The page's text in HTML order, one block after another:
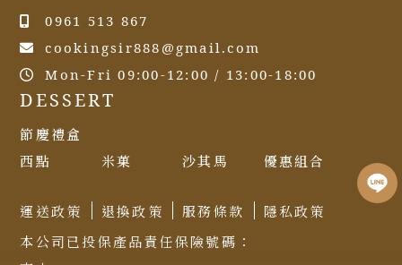
0961 513 867
cookingsir888@gmail.com
Mon-Fri 09:00-12:00 / 13:00-18:00
DESSERT
節慶禮盒
西點
米菓 沙其馬 優惠組合
運送政策 退換政策 服務條款
隱私政策
本公司已投保產品責任保險號碼：